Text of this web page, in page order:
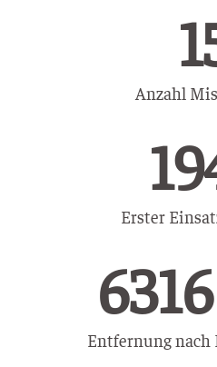
Anzahl
Erster
Entfernung nach
6316